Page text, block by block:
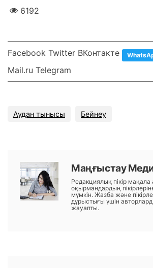
6192
Facebook Twitter ВКонтакте
Mail.ru Telegram
Аудан тынысы Бейнеу
Маңғыстау
Редакциялық пікір
оқырмандардың
мүмкін. Жазба және
дұрыстығы үшін
жауапты.